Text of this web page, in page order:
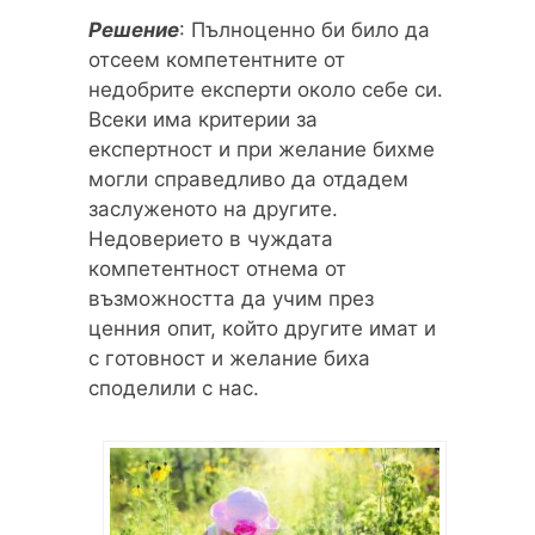
Решение: Пълноценно би било да
отсеем компетентните от
недобрите експерти около себе си.
Всеки има критерии за
експертност и при желание бихме
могли справедливо да отдадем
заслуженото на другите.
Недоверието в чуждата
компетентност отнема от
възможността да учим през
ценния опит, който другите имат и
с готовност и желание биха
споделили с нас.